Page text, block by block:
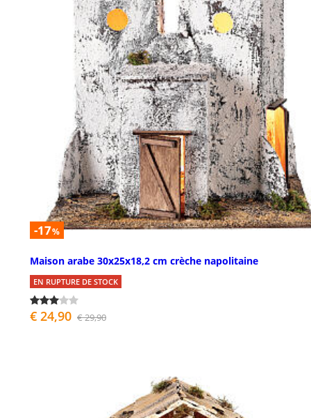
-17%
Maison arabe 30x25x18,2 cm crèche napolitaine
EN RUPTURE DE STOCK
€ 24,90 € 29,90